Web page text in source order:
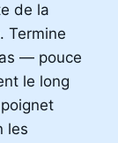
de la
Termine
— pouce
le long
les